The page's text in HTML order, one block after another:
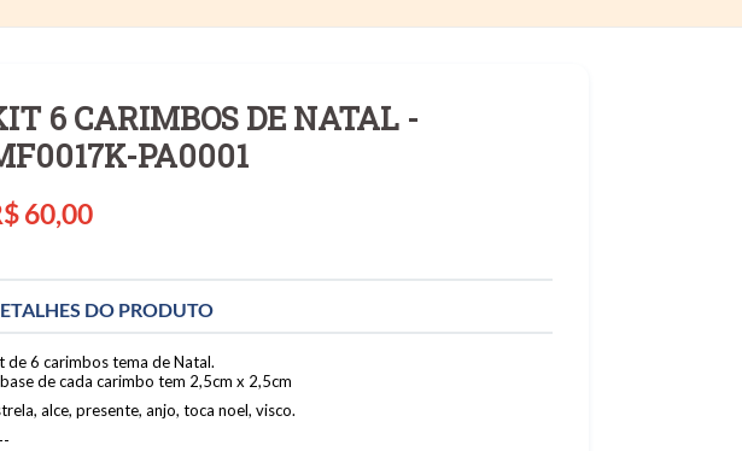
6 CARIMBOS DE NATAL -
PA0001
60,00
DO PRODUTO
de 6 carimbos tema de Natal.
de cada carimbo tem 2,5cm x 2,5cm
alce, presente, anjo, toca noel, visco.